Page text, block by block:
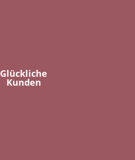
Glückliche
Kunden